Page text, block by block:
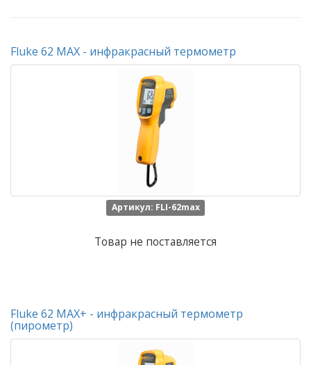
Fluke 62 MAX - инфракрасный термометр
Артикул: FLI-62max
Товар не поставляется
Fluke 62 MAX+ - инфракрасный термометр
(пирометр)